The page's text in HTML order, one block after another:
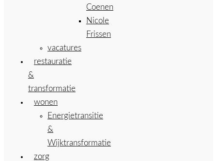
Coenen
Nicole
Frissen
vacatures
restauratie
&
transformatie
wonen
Energietransitie
&
Wijktransformatie
zorg